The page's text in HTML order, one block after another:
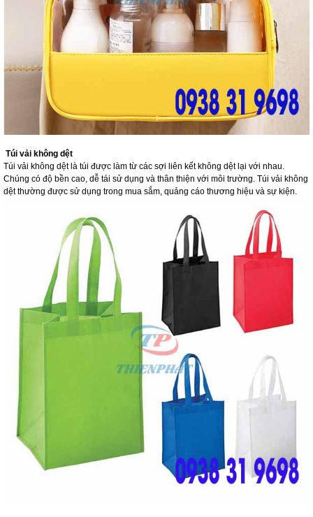
Túi vải không dệt
Túi vải không dệt là túi được làm từ các sợi liên kết không dệt lại với nhau.
Chúng có độ bền cao, dễ tái sử dụng và thân thiện với môi trường. Túi vải không
dệt thường được sử dụng trong mua sắm, quảng cáo thương hiệu và sự kiện.